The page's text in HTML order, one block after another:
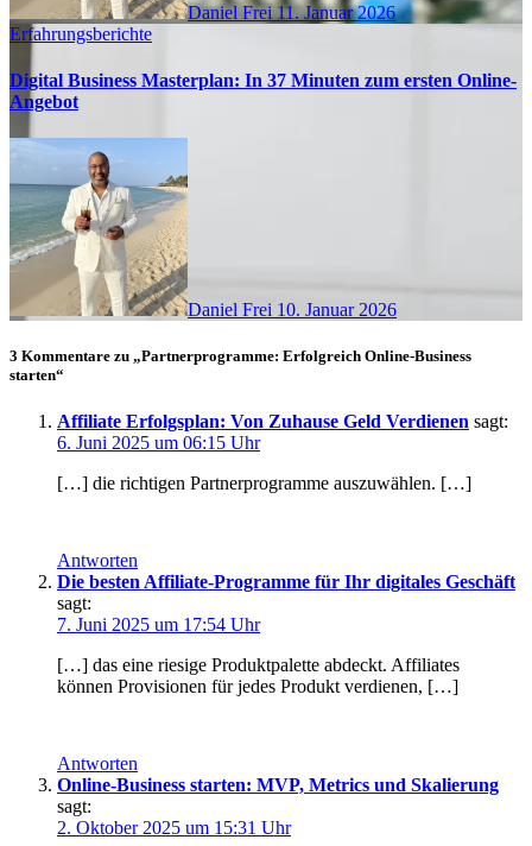
Daniel Frei11. Januar 2026
Erfahrungsberichte
Digital Business Masterplan: In 37 Minuten zum ersten Online-
Angebot
Daniel Frei 10. Januar 2026
3 Kommentare zu „Partnerprogramme: Erfolgreich Online-Business
starten“
Affiliate Erfolgsplan: Von Zuhause Geld Verdienen sagt:
6. Juni 2025 um 06:15 Uhr
[…] d‬ie richtigen Partnerprogramme auszuwählen. […]
Antworten
Die besten Affiliate-Programme für Ihr digitales Geschäft
sagt:
7. Juni 2025 um 17:54 Uhr
[…] d‬as e‬ine riesige Produktpalette abdeckt. Affiliates
k‬önnen Provisionen f‬ür j‬edes Produkt verdienen, […]
Antworten
Online-Business starten: MVP, Metrics und Skalierung
sagt:
2. Oktober 2025 um 15:31 Uhr